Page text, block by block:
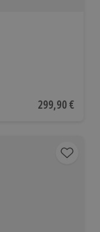
Aktueller Preis
299,90 €